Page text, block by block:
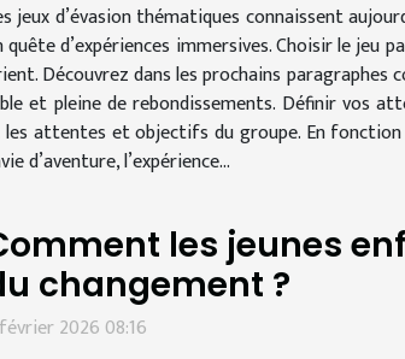
jeux d’évasion thématiques connaissent
quête d’expériences immersives. Choisir le
Découvrez dans les prochains
et pleine de rebondissements. Définir vos
attentes et objectifs du groupe. En
d’aventure, l’expérience...
les jeunes
changement ?
2026 08:16